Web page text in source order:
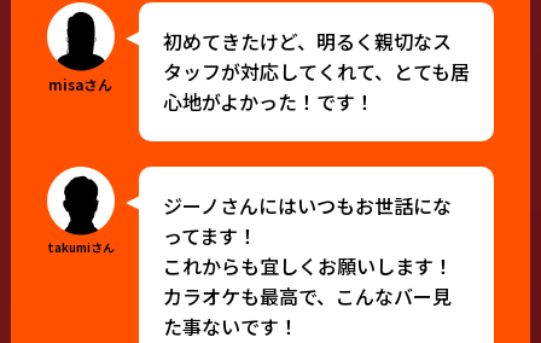
misaさん
初めてきたけど、明るく親切なス
タッフが対応してくれて、とても居
心地がよかった！です！
takumiさん
ジーノさんにはいつもお世話にな
ってます！
これからも宜しくお願いします！
カラオケも最高で、こんなバー見
た事ないです！